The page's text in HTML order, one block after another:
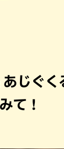
じぐく
て！